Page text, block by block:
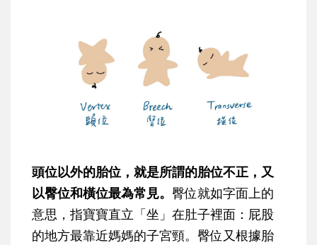
頭位以外的胎位，就是所謂的胎位不正，又
以臀位和橫位最為常見。 臀位就如字面上的
意思，指寶寶直立「坐」在肚子裡面：屁股
的地方最靠近媽媽的子宮頸。臀位又根據胎